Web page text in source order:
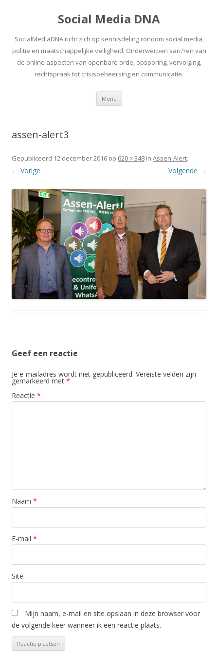
Social Media DNA
SocialMediaDNA richt zich op kennisdeling rondom social media,
politie en maatschappelijke veiligheid. Onderwerpen vari?ren van
de online aspecten van openbare orde, opsporing, vervolging,
rechtspraak tot crisisbeheersing en communicatie.
Menu Spring
inhoud
assen-alert3
Gepubliceerd 12 december 2016 op 620 × 348 in Assen-Alert.
← Vorige Volgende →
Geef een reactie
Je e-mailadres wordt niet gepubliceerd. Vereiste velden zijn
gemarkeerd met *
Reactie *
Naam *
E-mail *
Site
Mijn naam, e-mail en site opslaan in deze browser voor
de volgende keer wanneer ik een reactie plaats.